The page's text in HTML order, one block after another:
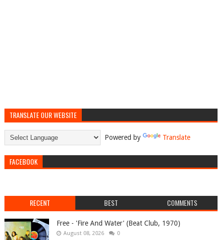
TRANSLATE OUR WEBSITE
Powered by Translate
FACEBOOK
RECENT BEST COMMENTS
Free - 'Fire And Water' (Beat Club, 1970)
August 08, 2026 0